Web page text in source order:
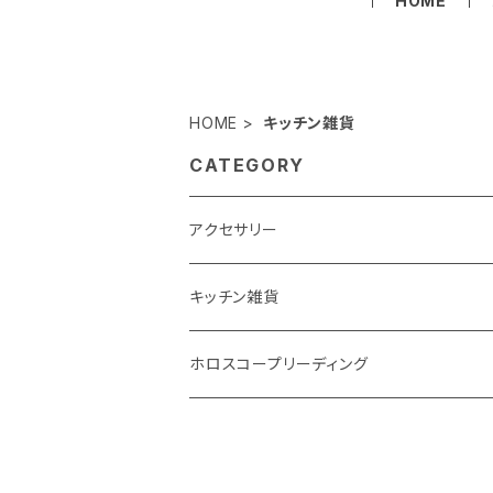
HOME キッチン雑貨
CATEGORY
アクセサリー
イヤリング
ピアス
キッチン雑貨
コースター
ホロスコープリーディング